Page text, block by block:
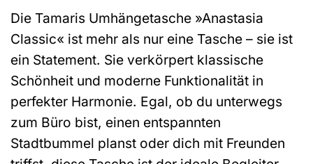
Die Tamaris Umhängetasche »Anastasia
Classic« ist mehr als nur eine Tasche – sie ist
ein Statement. Sie verkörpert klassische
Schönheit und moderne Funktionalität in
perfekter Harmonie. Egal, ob du unterwegs
zum Büro bist, einen entspannten
Stadtbummel planst oder dich mit Freunden